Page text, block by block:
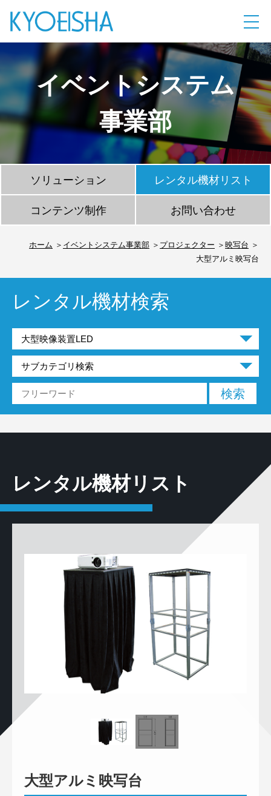
イベントシステム
事業部
ソリューション レンタル機材リスト
コンテンツ制作 お問い合わせ
ホーム イベントシステム事業部 プロジェクター
映写台
大型アルミ映写台
レンタル機材検索
レンタル機材リスト
大型アルミ映写台